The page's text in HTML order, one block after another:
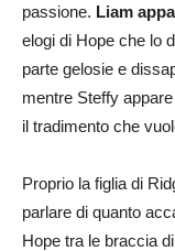
passione. Liam
elogi di Hope che lo
parte gelosie e
mentre Steffy
il tradimento che
Proprio la figlia di
parlare di quanto
Hope tra le braccia